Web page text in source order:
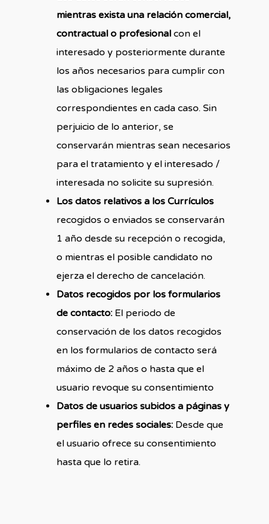
mientras exista una relación comercial,
contractual o profesional con el
interesado y posteriormente durante
los años necesarios para cumplir con
las obligaciones legales
correspondientes en cada caso. Sin
perjuicio de lo anterior, se
conservarán mientras sean necesarios
para el tratamiento y el interesado /
interesada no solicite su supresión.
Los datos relativos a los Currículos
recogidos o enviados se conservarán
1 año desde su recepción o recogida,
o mientras el posible candidato no
ejerza el derecho de cancelación.
Datos recogidos por los formularios
de contacto: El periodo de
conservación de los datos recogidos
en los formularios de contacto será
máximo de 2 años o hasta que el
usuario revoque su consentimiento
Datos de usuarios subidos a páginas y
perfiles en redes sociales: Desde que
el usuario ofrece su consentimiento
hasta que lo retira.